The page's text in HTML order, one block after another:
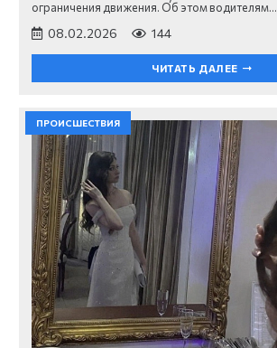
ограничения движения. Об этом водителям…
08.02.2026 144
ЧИТАТЬ ДАЛЕЕ
ПРОИСШЕСТВИЯ